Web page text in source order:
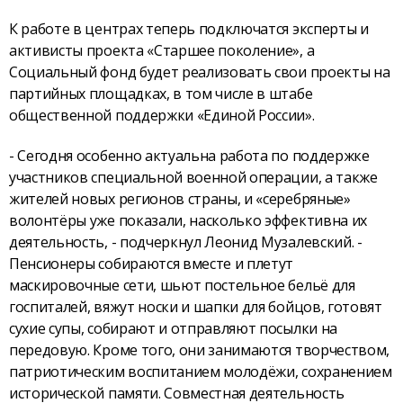
К работе в центрах теперь подключатся эксперты и
активисты проекта «Старшее поколение», а
Социальный фонд будет реализовать свои проекты на
партийных площадках, в том числе в штабе
общественной поддержки «Единой России».
- Сегодня особенно актуальна работа по поддержке
участников специальной военной операции, а также
жителей новых регионов страны, и «серебряные»
волонтёры уже показали, насколько эффективна их
деятельность, - подчеркнул Леонид Музалевский. -
Пенсионеры собираются вместе и плетут
маскировочные сети, шьют постельное бельё для
госпиталей, вяжут носки и шапки для бойцов, готовят
сухие супы, собирают и отправляют посылки на
передовую. Кроме того, они занимаются творчеством,
патриотическим воспитанием молодёжи, сохранением
исторической памяти. Совместная деятельность